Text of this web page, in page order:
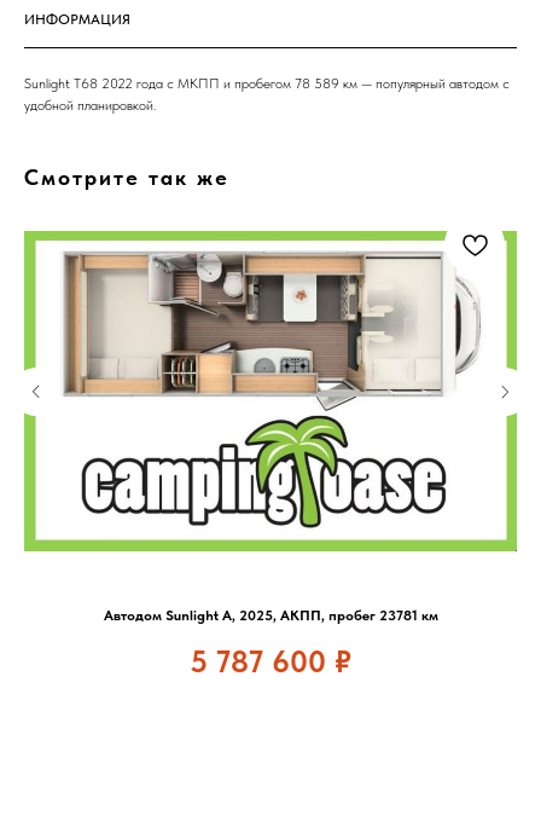
ИНФОРМАЦИЯ
Sunlight T68 2022 года с МКПП и пробегом 78 589 км — популярный автодом с
удобной планировкой.
Смотрите так же
Автодом Sunlight A, 2025, АКПП, пробег 23781 км
5 787 600 ₽